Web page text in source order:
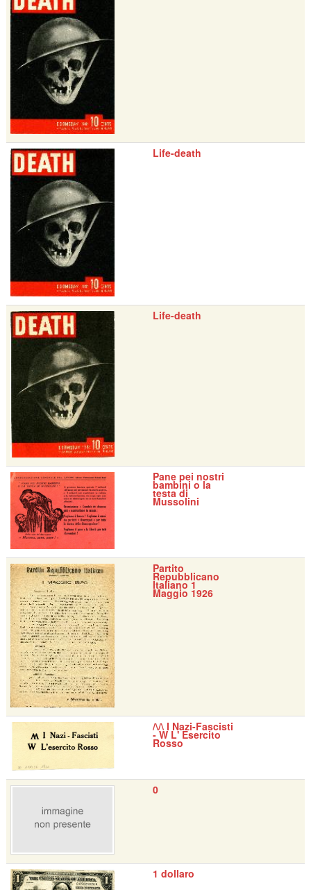
Life-death
Life-death
Pane pei nostri
bambini o la
testa di
Mussolini
Partito
Repubblicano
Italiano 1
Maggio 1926
/\/\ I Nazi-Fascisti
- W L' Esercito
Rosso
0
1 dollaro